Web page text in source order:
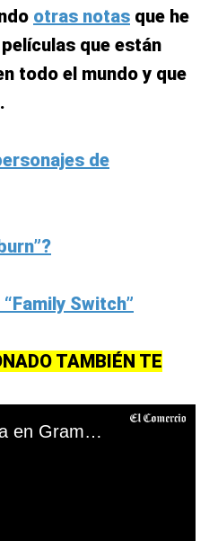
otras notas que he
que están
todo el mundo y que
de
Switch”
TAMBIÉN TE
Beyoncé hizo historia en Grammys dominados por mujeres